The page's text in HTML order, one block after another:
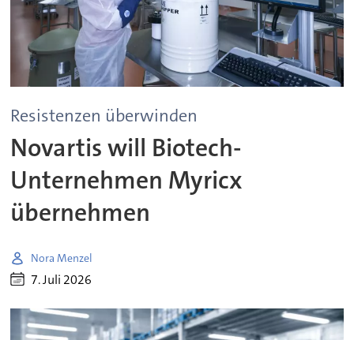
Resistenzen überwinden
Novartis will Biotech-
Unternehmen Myricx
übernehmen
Nora Menzel
7. Juli 2026